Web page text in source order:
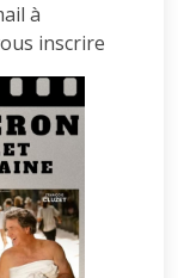
à
inscrire